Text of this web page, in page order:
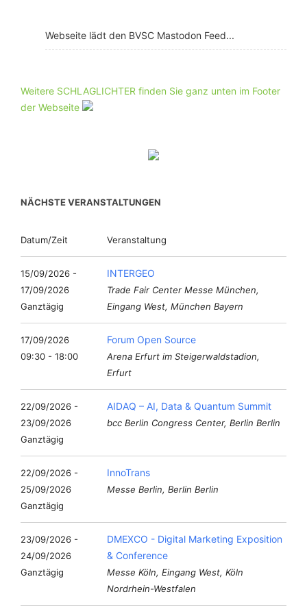
Webseite lädt den BVSC Mastodon Feed...
Weitere SCHLAGLICHTER finden Sie ganz unten im Footer
der Webseite
NÄCHSTE VERANSTALTUNGEN
Datum/Zeit Veranstaltung
15/09/2026 -
17/09/2026
Ganztägig
INTERGEO
Trade Fair Center Messe München,
Eingang West, München Bayern
17/09/2026
09:30 - 18:00
Forum Open Source
Arena Erfurt im Steigerwaldstadion,
Erfurt
22/09/2026 -
23/09/2026
Ganztägig
AIDAQ – AI, Data & Quantum Summit
bcc Berlin Congress Center, Berlin Berlin
22/09/2026 -
25/09/2026
Ganztägig
InnoTrans
Messe Berlin, Berlin Berlin
23/09/2026 -
24/09/2026
Ganztägig
DMEXCO - Digital Marketing Exposition
& Conference
Messe Köln, Eingang West, Köln
Nordrhein-Westfalen